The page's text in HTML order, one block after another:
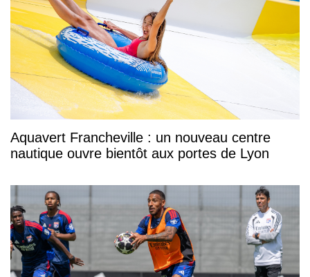
Aquavert Francheville : un nouveau centre
nautique ouvre bientôt aux portes de Lyon